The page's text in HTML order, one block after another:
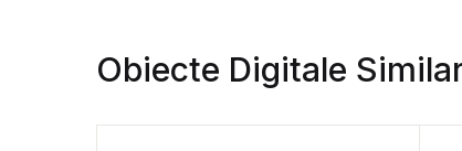
Obiecte Digitale